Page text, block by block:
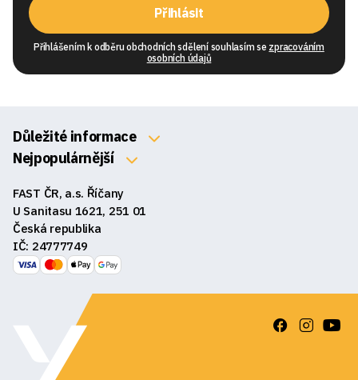
Přihlásit
Přihlášením k odběru obchodních sdělení souhlasím se zpracováním
osobních údajů
Důležité informace
O nás
Obchodní podmínky
Reklamace a vrácení zboží
GDPR
Nejpopulárnější
Myši
Sluchátka
Reproduktory
Podložky pod myš
FAST ČR, a.s. Říčany
U Sanitasu 1621, 251 01
Česká republika
IČ: 24777749